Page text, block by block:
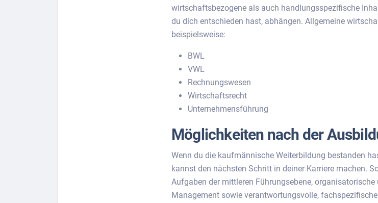
wirtschaftsbezogene als auch handlungsspezifische
du dich entschieden hast, abhängen. Allgemeine
beispielsweise:
BWL
VWL
Rechnungswesen
Wirtschaftsrecht
Unternehmensführung
Möglichkeiten nach der
Wenn du die kaufmännische Weiterbildung bestanden
kannst den nächsten Schritt in deiner Karriere machen.
Aufgaben der mittleren Führungsebene,
Management sowie verantwortungsvolle,